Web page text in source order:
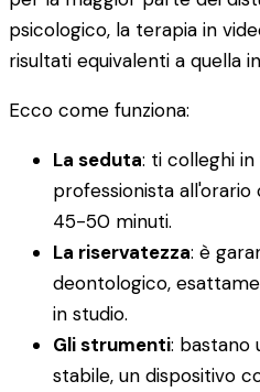
psicologico, la terapia in
risultati equivalenti a quella
Ecco come funziona:
La seduta: ti colleghi
professionista
45-50 minuti.
La riservatezza: è
deontologico,
in studio.
Gli strumenti: bastano
stabile, un dispositivo